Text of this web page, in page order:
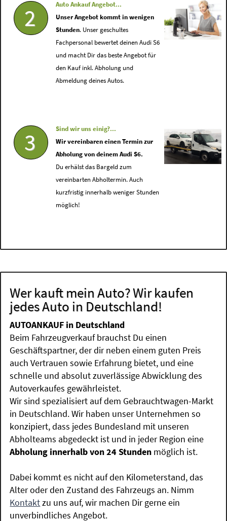
2
Auto Ankauf Angebot...
Unser Angebot kommt in wenigen
Stunden. Unser geschultes
Fachpersonal bewertet deinen Audi S6
und macht Dir das beste Angebot für
den Kauf inkl. Abholung und
Abmeldung deines Autos.
3
Sind wir uns einig?...
Wir vereinbaren einen Termin zur
Abholung von deinem Audi S6.
Du erhälst das Bargeld zum
vereinbarten Abholtermin. Auch
kurzfristig innerhalb weniger Stunden
möglich!
Wer kauft mein Auto? Wir kaufen
jedes Auto in Deutschland!
AUTOANKAUF in Deutschland
Beim Fahrzeugverkauf brauchst Du einen
Geschäftspartner, der dir neben einem guten Preis
auch Vertrauen sowie Erfahrung bietet, und eine
schnelle und absolut zuverlässige Abwicklung des
Autoverkaufes gewährleistet.
Wir sind spezialisiert auf dem Gebrauchtwagen-Markt
in Deutschland. Wir haben unser Unternehmen so
konzipiert, dass jedes Bundesland mit unseren
Abholteams abgedeckt ist und in jeder Region eine
Abholung innerhalb von 24 Stunden möglich ist.
Dabei kommt es nicht auf den Kilometerstand, das
Alter oder den Zustand des Fahrzeugs an. Nimm
Kontaktzu uns auf, wir machen Dir gerne ein
unverbindliches Angebot.